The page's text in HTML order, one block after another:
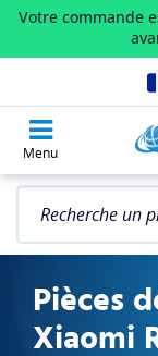
Votre commande
Menu
Pièces
Xiaomi